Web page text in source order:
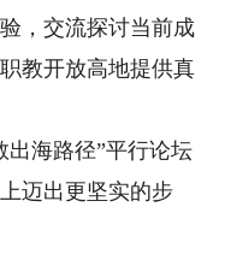
，交流探讨当前成
教开放高地提供真
海路径”平行论坛
迈出更坚实的步